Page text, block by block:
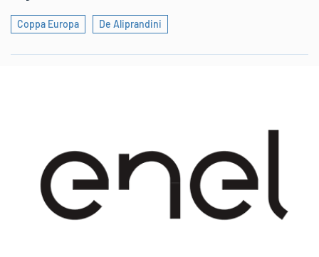
Coppa Europa De Aliprandini